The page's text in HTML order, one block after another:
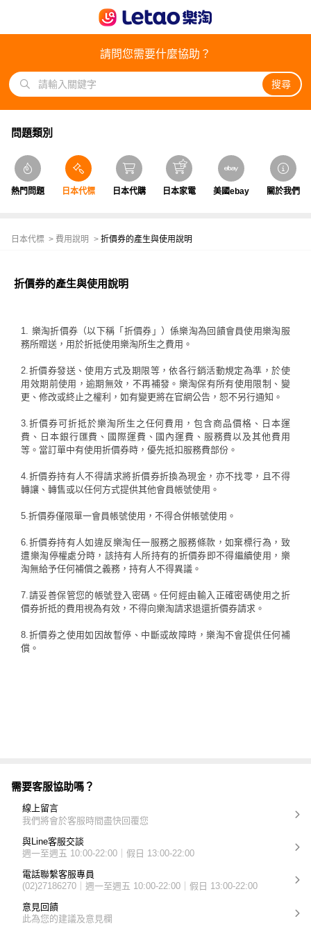
請問您需要什麼協助？
搜尋
問題類別
熱門問題 日本代標 日本代購 日本家電 美國ebay 關於我們
日本代標 費用說明 折價券的產生與使用說明
折價券的產生與使用說明
1. 樂淘折價券（以下稱「折價券」）係樂淘為回饋會員使用樂淘服
務所贈送，用於折抵使用樂淘所生之費用。
2.折價券發送、使用方式及期限等，依各行銷活動規定為準，於使
用效期前使用，逾期無效，不再補發。樂淘保有所有使用限制、變
更、修改或終止之權利，如有變更將在官網公告，恕不另行通知。
3.折價券可折抵於樂淘所生之任何費用，包含商品價格、日本運
費、日本銀行匯費、國際運費、國內運費、服務費以及其他費用
等。當訂單中有使用折價券時，優先抵扣服務費部份。
4.折價券持有人不得請求將折價券折換為現金，亦不找零，且不得
轉讓、轉售或以任何方式提供其他會員帳號使用。
5.折價券僅限單一會員帳號使用，不得合併帳號使用。
6.折價券持有人如違反樂淘任一服務之服務條款，如棄標行為，致
遭樂淘停權處分時，該持有人所持有的折價券即不得繼續使用，樂
淘無給予任何補償之義務，持有人不得異議。
7.請妥善保管您的帳號登入密碼。任何經由輸入正確密碼使用之折
價券折抵的費用視為有效，不得向樂淘請求退還折價券請求。
8.折價券之使用如因故暫停、中斷或故障時，樂淘不會提供任何補
償。
需要客服協助嗎？
線上留言
我們將會於客服時間盡快回覆您
與Line客服交談
週一至週五 10:00-22:00｜假日 13:00-22:00
電話聯繫客服專員
(02)27186270｜週一至週五 10:00-22:00｜假日 13:00-22:00
意見回饋
此為您的建議及意見欄